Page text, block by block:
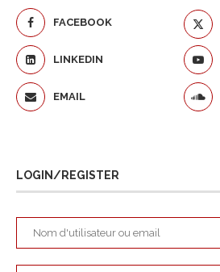
FACEBOOK
LINKEDIN
EMAIL
LOGIN/REGISTER